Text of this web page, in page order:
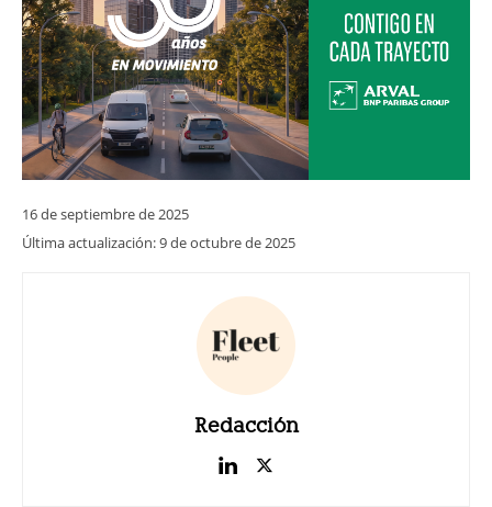
16 de septiembre de 2025
Última actualización:9 de octubre de 2025
Redacción